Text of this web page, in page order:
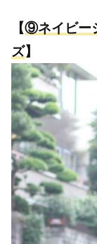
【⑨ネイビー
ズ】